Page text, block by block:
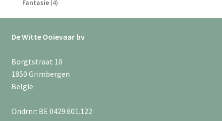
producten
Fantasie 44
De Witte Ooievaar bv
Borgtstraat 10
1850 Grimbergen
België
Ondrnr: BE 0429.601.122